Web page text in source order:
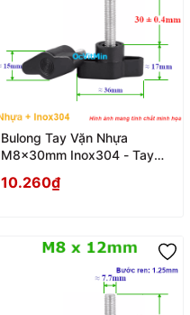
Bulong Tay Vặn Nhựa
M8x30mm Inox304 - Tay
10.260₫